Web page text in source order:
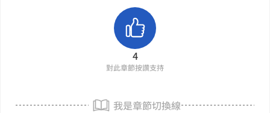
4
對此章節按讚支持
我是章節切換線